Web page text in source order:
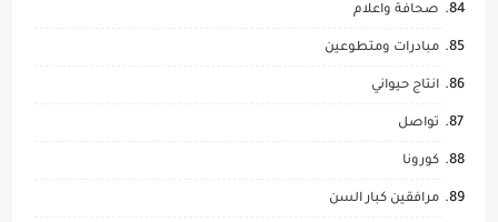
صحافة واعلام
مبادرات ومتطوعين
انتاج حيواني
تواصل
كورونا
مرافقين كبار السن